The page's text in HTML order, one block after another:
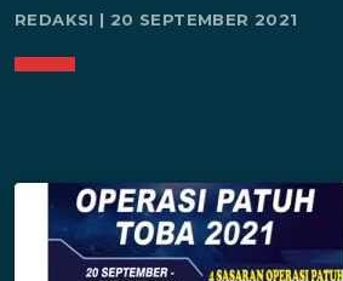
REDAKSI | 20 SEPTEMBER 2021